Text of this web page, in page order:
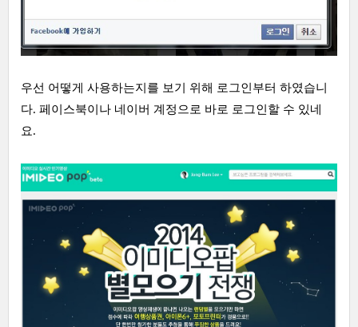
우선 어떻게 사용하는지를 보기 위해 로그인부터 하였습니
다. 페이스북이나 네이버 계정으로 바로 로그인할 수 있네
요.